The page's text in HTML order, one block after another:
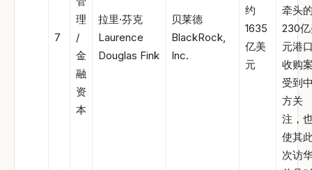
7
理
/
金
融
资
本
拉里·芬克
Laurence
Douglas Fink
贝莱德
BlackRock,
Inc.
约
1635
亿美
元
牵头
230
元港
收购
受到
方关
注，
使其
次访